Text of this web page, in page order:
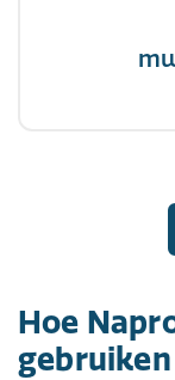
Hoe
gebruiken